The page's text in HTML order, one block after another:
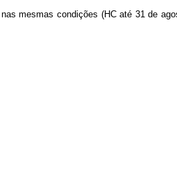
mesmas condições (HC até 31 de